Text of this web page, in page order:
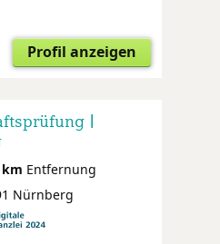
Profil anzeigen
|
km Entfernung
Nürnberg